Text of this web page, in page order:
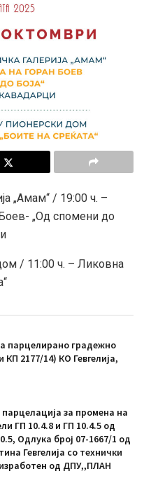
„Амам“ / 19:00 ч. –
„Oд спомени до
/ 11:00 ч. – Ликовна
парцелирано градежно
КП 2177/14) КО Гевгелија,
за промена на
ГП 10.4.8 и ГП 10.4.5 од
Одлука број 07-1667/1 од
Гевгелија со технички
од ДПУ,,ПЛАН